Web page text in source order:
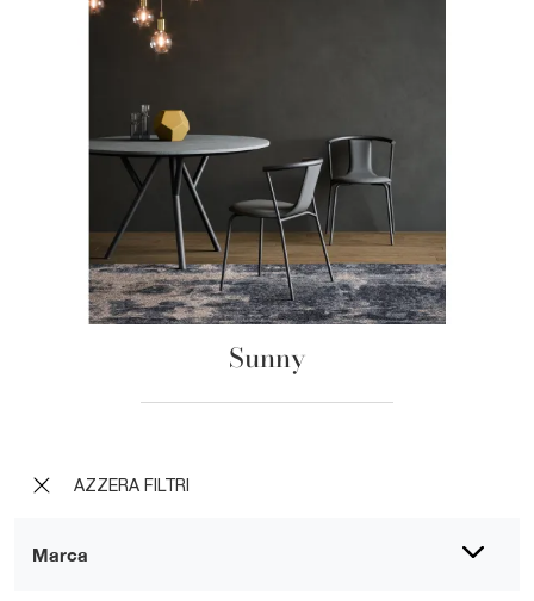
AZZERA FILTRI
Marca
Sunny